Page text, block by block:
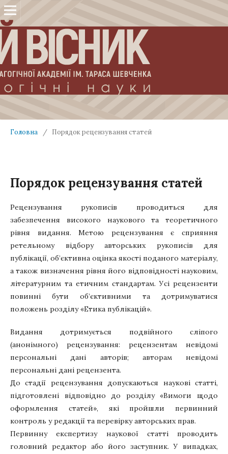
Головна / Порядок рецензування статей
Порядок рецензування статей
Рецензування рукописів проводиться для
забезпечення високого наукового та теоретичного
рівня видання. Метою рецензування є сприяння
ретельному відбору авторських рукописів для
публікації, об’єктивна оцінка якості поданого матеріалу,
а також визначення рівня його відповідності науковим,
літературним та етичним стандартам. Усі рецензенти
повинні бути об’єктивними та дотримуватися
положень розділу «Етика публікацій».
Видання дотримується подвійного сліпого
(анонімного) рецензування: рецензентам невідомі
персональні дані авторів; авторам невідомі
персональні дані рецензента.
До стадії рецензування допускаються наукові статті,
підготовлені відповідно до розділу «Вимоги щодо
оформлення статей», які пройшли первинний
контроль у редакції та перевірку авторських прав.
Первинну експертизу наукової статті проводить
головний редактор або його заступник. У випадках,